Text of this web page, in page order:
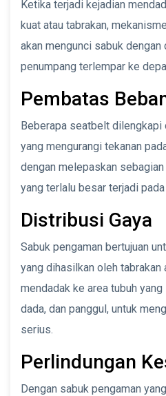
Ketika terjadi kejadian
kuat atau tabrakan,
akan mengunci sabuk dengan
penumpang terlempar ke
Pembatas
Beberapa seatbelt dilengkapi
yang mengurangi tekanan
dengan melepaskan
yang terlalu besar terjadi
Distribusi Gaya
Sabuk pengaman bertujuan
yang dihasilkan oleh tabrakan
mendadak ke area tubuh
dada, dan panggul, untuk
serius.
Perlindungan
Dengan sabuk pengaman